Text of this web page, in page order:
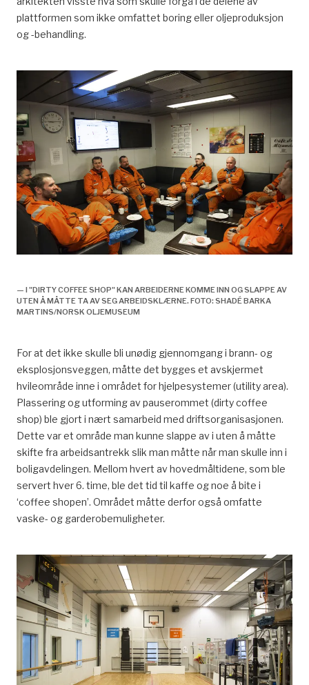
plattformen som ikke omfattet boring eller oljeproduksjon
og -behandling.
— I "DIRTY COFFEE SHOP" KAN ARBEIDERNE KOMME INN OG SLAPPE AV
UTEN Å MÅTTE TA AV SEG ARBEIDSKLÆRNE. FOTO: SHADÉ BARKA
MARTINS/NORSK OLJEMUSEUM
For at det ikke skulle bli unødig gjennomgang i brann- og
eksplosjonsveggen, måtte det bygges et avskjermet
hvileområde inne i området for hjelpesystemer (utility area).
Plassering og utforming av pauserommet (dirty coffee
shop) ble gjort i nært samarbeid med driftsorganisasjonen.
Dette var et område man kunne slappe av i uten å måtte
skifte fra arbeidsantrekk slik man måtte når man skulle inn i
boligavdelingen. Mellom hvert av hovedmåltidene, som ble
servert hver 6. time, ble det tid til kaffe og noe å bite i
‘coffee shopen’. Området måtte derfor også omfatte
vaske- og garderobemuligheter.